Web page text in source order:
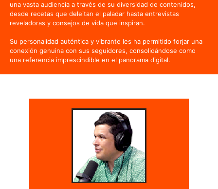
una vasta audiencia a través de su diversidad de contenidos,
desde recetas que deleitan el paladar hasta entrevistas
reveladoras y consejos de vida que inspiran.
Su personalidad auténtica y vibrante les ha permitido forjar una
conexión genuina con sus seguidores, consolidándose como
una referencia imprescindible en el panorama digital.